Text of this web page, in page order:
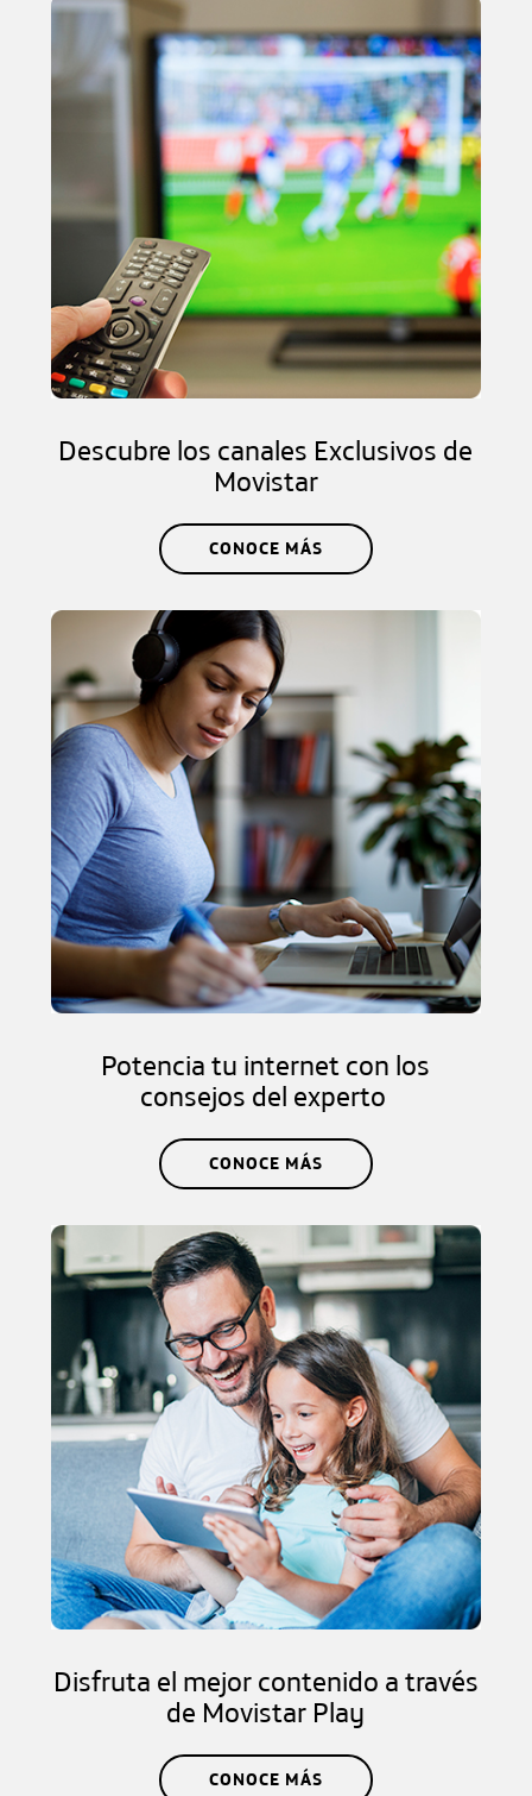
Descubre los canales Exclusivos de
Movistar
CONOCE MÁS
Potencia tu internet con los
consejos del experto
CONOCE MÁS
Disfruta el mejor contenido a través
de Movistar Play
CONOCE MÁS